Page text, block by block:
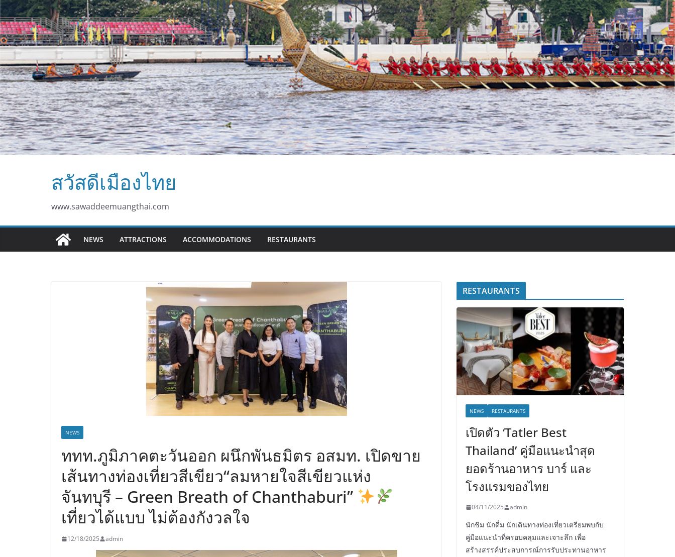
สวัสดีเมืองไทย
www.sawaddeemuangthai.com
NEWS ATTRACTIONS ACCOMMODATIONS RESTAURANTS
NEWS
ททท.ภูมิภาคตะวันออก ผนึกพันธมิตร อสมท. เปิดขาย
เส้นทางท่องเที่ยวสีเขียว“ลมหายใจสีเขียวแห่ง
จันทบุรี – Green Breath of Chanthaburi”
เที่ยวได้แบบ ไม่ต้องกังวลใจ
12/18/2025 admin
RESTAURANTS
NEWS RESTAURANTS
เปิดตัว ‘Tatler Best
Thailand’ คู่มือแนะนำสุด
ยอดร้านอาหาร บาร์ และ
โรงแรมของไทย
04/11/2025 admin
นักชิม นักดื่ม นักเดินทางท่องเที่ยวเตรียมพบกับ
คู่มือแนะนำที่ครอบคลุมและเจาะลึก เพื่อ
สร้างสรรค์ประสบการณ์การรับประทานอาหาร